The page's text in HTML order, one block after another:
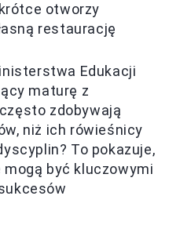
otworzy
restaurację
Edukacji
maturę z
zdobywają
niż ich rówieśnicy
To pokazuje,
być kluczowymi